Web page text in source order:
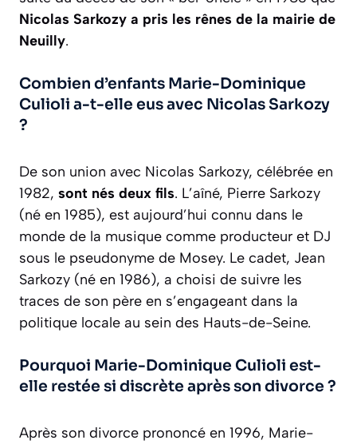
Nicolas Sarkozy a pris les rênes de la mairie de
Neuilly.
Combien d’enfants Marie-Dominique
Culioli a-t-elle eus avec Nicolas Sarkozy
?
De son union avec Nicolas Sarkozy, célébrée en
1982, sont nés deux fils. L’aîné, Pierre Sarkozy
(né en 1985), est aujourd’hui connu dans le
monde de la musique comme producteur et DJ
sous le pseudonyme de Mosey. Le cadet, Jean
Sarkozy (né en 1986), a choisi de suivre les
traces de son père en s’engageant dans la
politique locale au sein des Hauts-de-Seine.
Pourquoi Marie-Dominique Culioli est-
elle restée si discrète après son divorce ?
Après son divorce prononcé en 1996, Marie-